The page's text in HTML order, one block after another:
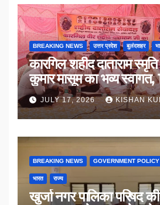
BREAKING NEWS उत्तर प्रदेश बुलंदशहर
कारगिल शहीद दाताराम
कुमार मासूम का भव्य
का सम्मान
JULY 17, 2026 KISHAN
BREAKING NEWS GOVERNMENT POLICY
भारत राज्य
खुर्जा नगर पालिका परिषद